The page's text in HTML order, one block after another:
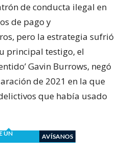
de conducta ilegal en
de pago y
pero la estrategia sufrió
principal testigo, el
Gavin Burrows, negó
de 2021 en la que
que había usado
UN
AVÍSANOS